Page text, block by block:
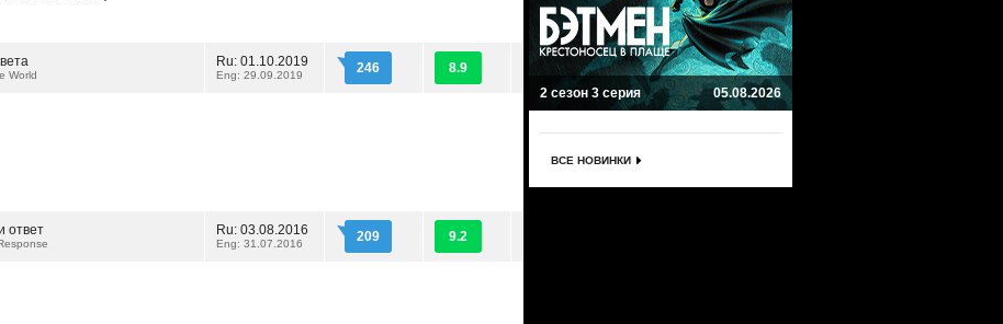
World
Ru: 01.10.2019
Eng: 29.09.2019 246 8.9
ответ Ru: 03.08.2016
Eng: 31.07.2016 209 9.2
2 сезон 3 серия 05.08.2026
ВСЕ НОВИНКИ